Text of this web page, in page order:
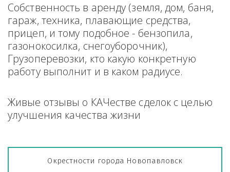
Собственность в аренду (земля, дом, баня,
гараж, техника, плавающие средства,
прицеп, и тому подобное - бензопила,
газонокосилка, снегоуборочник),
Грузоперевозки, кто какую конкретную
работу выполнит и в каком радиусе.
Живые отзывы о КАЧестве сделок с целью
улучшения качества жизни
Окрестности города Новопавловск